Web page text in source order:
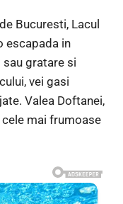
Bucuresti, Lacul
escapada in
gratare si
vei gasi
Valea Doftanei,
mai frumoase